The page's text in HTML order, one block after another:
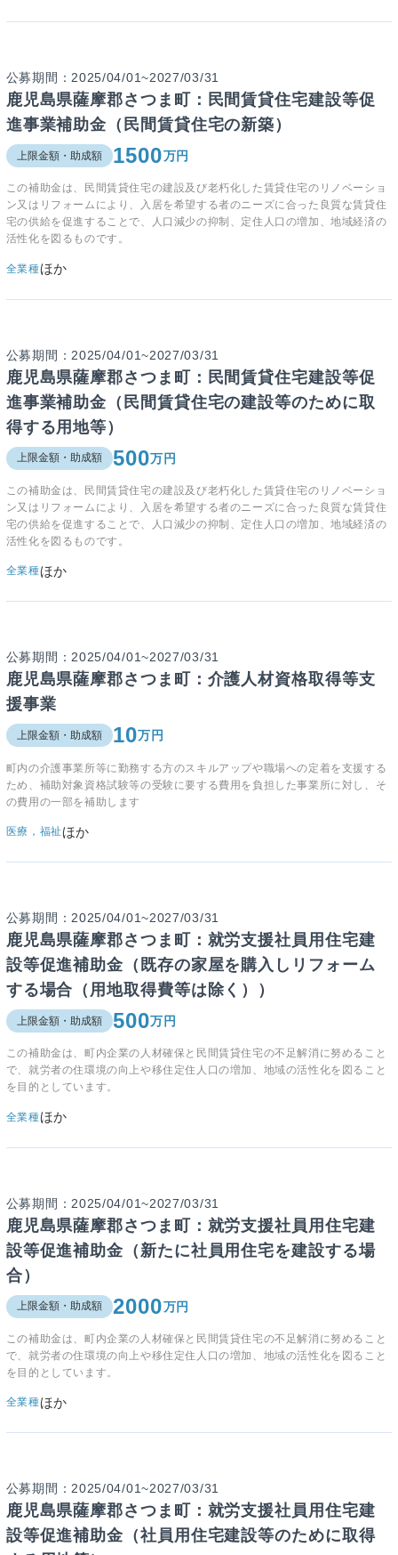
公募期間：2025/04/01~2027/03/31
鹿児島県薩摩郡さつま町：民間賃貸住宅建設等促
進事業補助金（民間賃貸住宅の新築）
上限金額・助成額 1500万円
この補助金は、民間賃貸住宅の建設及び老朽化した賃貸住宅のリノベーショ
ン又はリフォームにより、入居を希望する者のニーズに合った良質な賃貸住
宅の供給を促進することで、人口減少の抑制、定住人口の増加、地域経済の
活性化を図るものです。
全業種ほか
公募期間：2025/04/01~2027/03/31
鹿児島県薩摩郡さつま町：民間賃貸住宅建設等促
進事業補助金（民間賃貸住宅の建設等のために取
得する用地等）
上限金額・助成額 500万円
この補助金は、民間賃貸住宅の建設及び老朽化した賃貸住宅のリノベーショ
ン又はリフォームにより、入居を希望する者のニーズに合った良質な賃貸住
宅の供給を促進することで、人口減少の抑制、定住人口の増加、地域経済の
活性化を図るものです。
全業種ほか
公募期間：2025/04/01~2027/03/31
鹿児島県薩摩郡さつま町：介護人材資格取得等支
援事業
上限金額・助成額 10万円
町内の介護事業所等に勤務する方のスキルアップや職場への定着を支援する
ため、補助対象資格試験等の受験に要する費用を負担した事業所に対し、そ
の費用の一部を補助します
医療，福祉ほか
公募期間：2025/04/01~2027/03/31
鹿児島県薩摩郡さつま町：就労支援社員用住宅建
設等促進補助金（既存の家屋を購入しリフォーム
する場合（用地取得費等は除く））
上限金額・助成額 500万円
この補助金は、町内企業の人材確保と民間賃貸住宅の不足解消に努めること
で、就労者の住環境の向上や移住定住人口の増加、地域の活性化を図ること
を目的としています。
全業種ほか
公募期間：2025/04/01~2027/03/31
鹿児島県薩摩郡さつま町：就労支援社員用住宅建
設等促進補助金（新たに社員用住宅を建設する場
合）
上限金額・助成額 2000万円
この補助金は、町内企業の人材確保と民間賃貸住宅の不足解消に努めること
で、就労者の住環境の向上や移住定住人口の増加、地域の活性化を図ること
を目的としています。
全業種ほか
公募期間：2025/04/01~2027/03/31
鹿児島県薩摩郡さつま町：就労支援社員用住宅建
設等促進補助金（社員用住宅建設等のために取得